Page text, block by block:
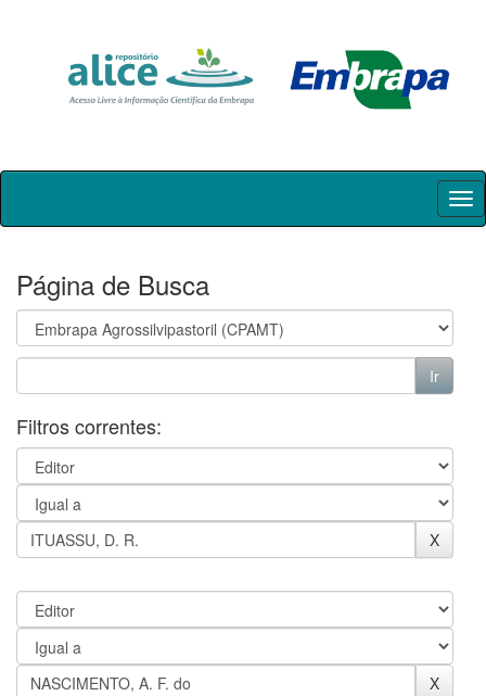
Skip
Página de Busca
Filtros correntes: